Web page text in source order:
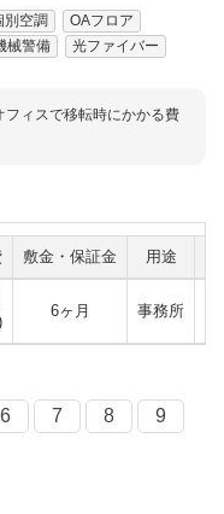
別空調
OAフロア
械警備 光ファイバー
ィスで移転時にかかる費
敷金・保証金 用途
6ヶ月 事務所
6 7 8
9